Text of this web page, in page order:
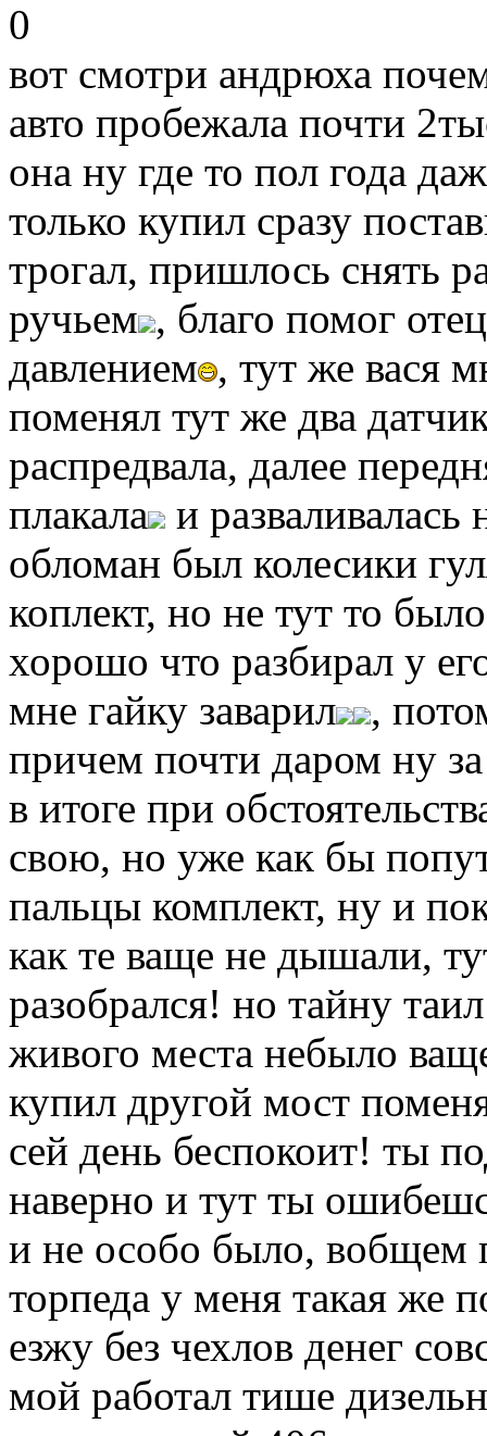
0
вот смотри андрюха
авто пробежала почти
она ну где то пол года
только купил сразу
трогал, пришлось снять
ручьем , благо помог
давлением , тут же вася
поменял тут же два
распредвала, далее
плакала
и разваливалась
обломан был колесики
коплект, но не тут то
хорошо что разбирал у
мне гайку заварил
,
причем почти даром ну
в итоге при
свою, но уже как бы
пальцы комплект, ну и
как те ваще не дышали,
разобрался! но тайну
живого места небыло
купил другой мост
сей день беспокоит! ты
наверно и тут ты
и не особо было, вобщем
торпеда у меня такая же
езжу без чехлов денег
мой работал тише